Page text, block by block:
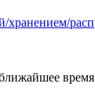
хранением/
время